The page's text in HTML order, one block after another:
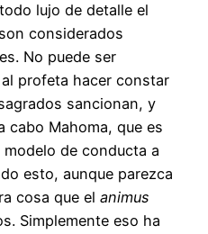
lujo de detalle el
considerados
No puede ser
profeta hacer constar
sancionan, y
cabo Mahoma, que es
de conducta a
esto, aunque parezca
cosa que el animus
Simplemente eso ha